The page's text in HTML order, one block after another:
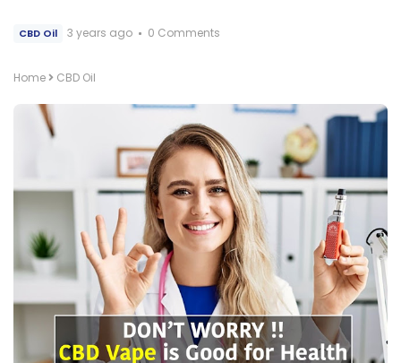
CBD Oil 3 years ago 0 Comments
Home CBD Oil